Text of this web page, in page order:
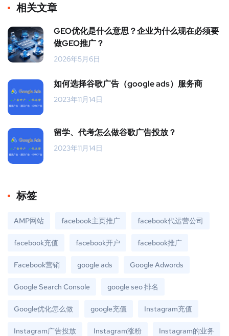
相关文章
GEO优化是什么意思？企业为什么现在必须要
做GEO推广？
2026年5月6日
如何选择谷歌广告（google ads）服务商
2023年11月14日
留学、代考怎么做谷歌广告投放？
2023年11月14日
标签
AMP网站 facebook主页推广 facebook代运营公司
facebook充值 facebook开户 facebook推广
Facebook营销 google ads Google Adwords
Google Search Console google seo 排名
Google优化怎么做 google充值 Instagram充值
Instagram广告投放 Instagram涨粉 Instagram的业务